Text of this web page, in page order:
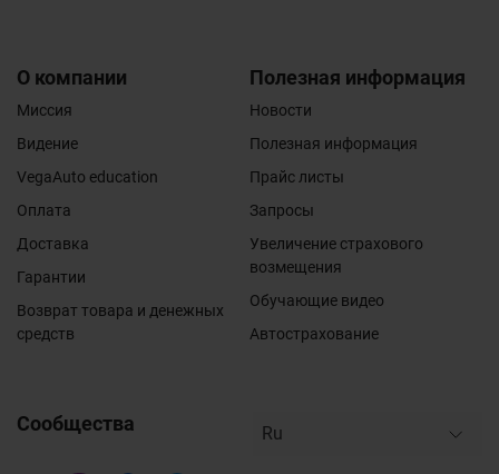
О компании
Миссия
Видение
VegaAuto education
Оплата
Доставка
Гарантии
Возврат товара и денежных
средств
Полезная информация
Новости
Полезная информация
Прайс листы
Запросы
Увеличение страхового
возмещения
Обучающие видео
Автострахование
Сообщества